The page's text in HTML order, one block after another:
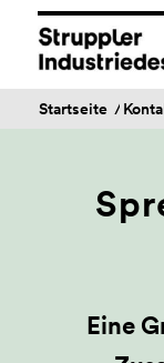
Startseite /
Eine